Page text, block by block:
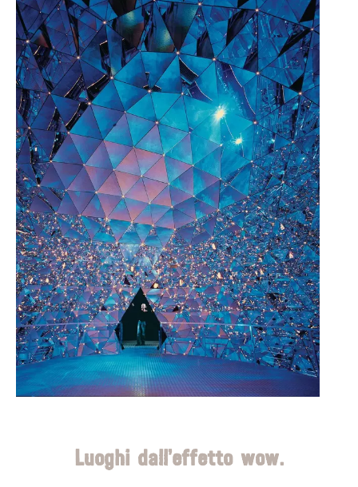
ROMANTICISMO A
Luoghi dall’effetto wow.